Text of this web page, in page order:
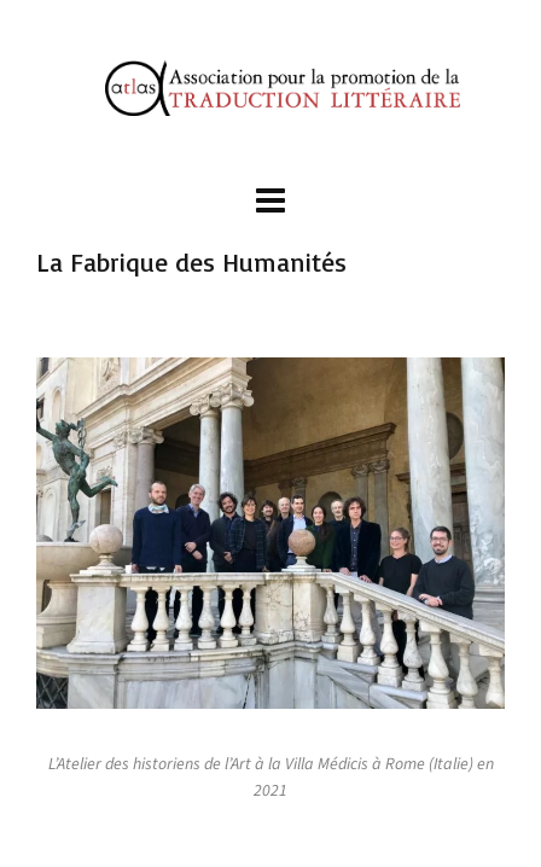
La Fabrique des Humanités
L’Atelier des historiens de l’Art à la Villa Médicis à Rome (Italie) en
2021